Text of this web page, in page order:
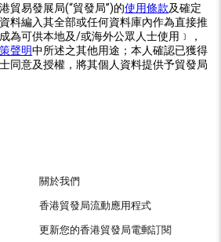
貿易發展局(“貿發局”)的使用條款及確定
料編入其全部或任何資料庫內作為直接推
為可供本地及/或海外公眾人士使用﹞，
聲明中所述之其他用途；本人確認已獲得
同意及授權，將其個人資料提供予貿發局
關於我們
香港貿發局流動應用程式
更新您的香港貿發局電郵訂閱